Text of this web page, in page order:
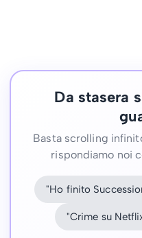
Da stasera
Basta scrolling
rispondiamo noi
"Ho finito
"Crime su